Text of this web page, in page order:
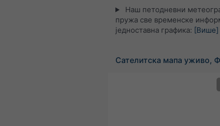
Наш петодневни
пружа све временске
једноставна графика: [Више]
Сателитска мапа уживо,